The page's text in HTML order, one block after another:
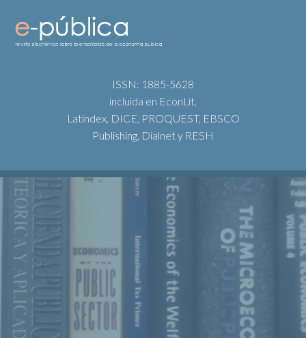
ISSN: 1885-5628
incluida en EconLit,
Latindex, DICE, PROQUEST, EBSCO
Publishing, Dialnet y RESH